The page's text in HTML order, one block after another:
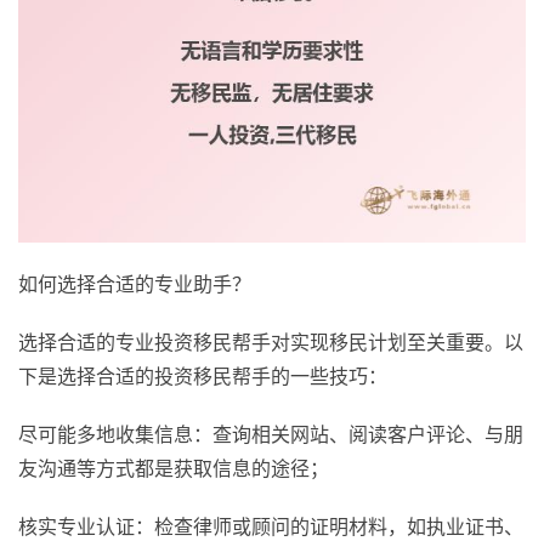
如何选择合适的专业助手？
选择合适的专业投资移民帮手对实现移民计划至关重要。以
下是选择合适的投资移民帮手的一些技巧：
尽可能多地收集信息：查询相关网站、阅读客户评论、与朋
友沟通等方式都是获取信息的途径；
核实专业认证：检查律师或顾问的证明材料，如执业证书、